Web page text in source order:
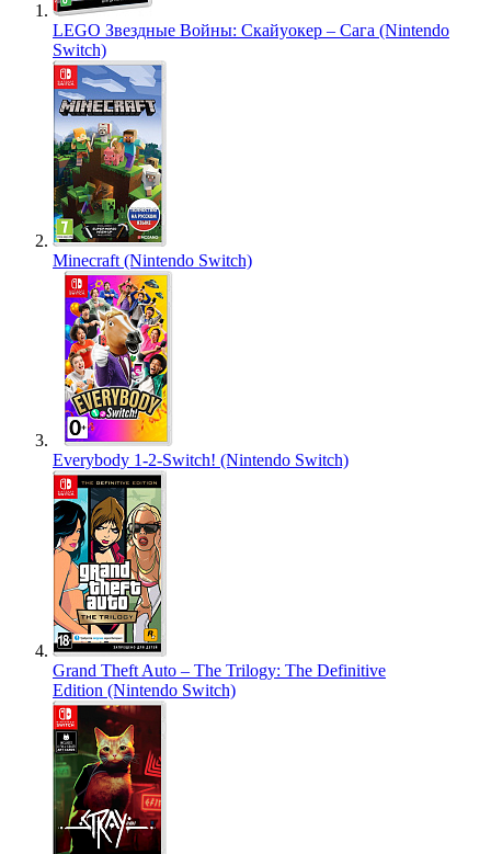
LEGO Звездные Войны: Скайуокер – Сага (Nintendo
Switch)
Minecraft (Nintendo Switch)
Everybody 1-2-Switch! (Nintendo Switch)
Grand Theft Auto – The Trilogy: The Definitive
Edition (Nintendo Switch)